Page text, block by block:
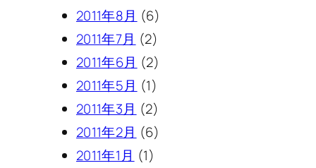
2011年8月 (6)
2011年7月 (2)
2011年6月 (2)
2011年5月 (1)
2011年3月 (2)
2011年2月 (6)
2011年1月 (1)